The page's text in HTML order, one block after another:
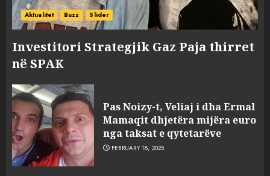
Aktualitet Buzz Slider
Investitori Strategjik Gaz Paja thirret
në SPAK
Pas Noizy-t, Veliaj i dha Ermal
Mamaqit dhjetëra mijëra euro
nga taksat e qytetarëve
FEBRUARY 18, 2025
4
çfarë dënimi kërkon për
Mariela dhe Antonela
MARCH 25, 2025
5
ngjau me Talo Çelën”,
dëshmia e Nuredin Dumanit
flet për PERSONAT që e
plagosën!